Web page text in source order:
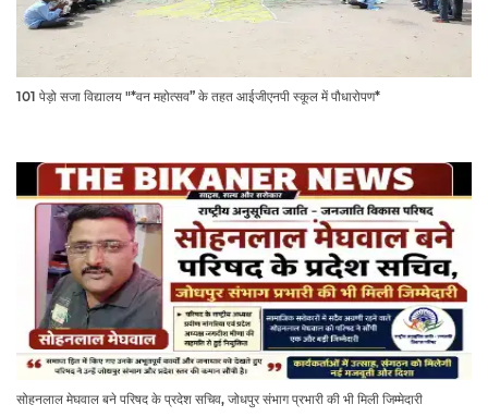
101 पेड़ो सजा विद्यालय "*वन महोत्सव” के तहत आईजीएनपी स्कूल में पौधारोपण*
सोहनलाल मेघवाल बने परिषद के प्रदेश सचिव, जोधपुर संभाग प्रभारी की भी मिली जिम्मेदारी